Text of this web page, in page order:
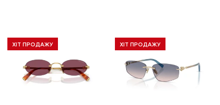
ХІТ ПРОДАЖУ ХІТ ПРОДАЖУ